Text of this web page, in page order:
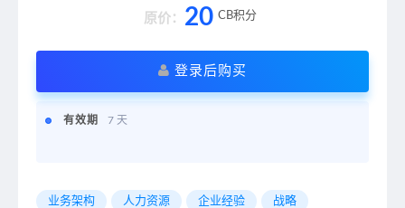
原价： 20 CB积分
登录后购买
有效期 7 天
业务架构 人力资源 企业经验 战略